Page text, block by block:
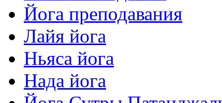
Йога преподавания
Лайя йога
Ньяса йога
Нада йога